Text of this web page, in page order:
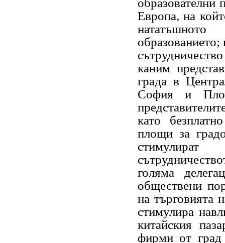
Европа, на
каним
града в
София и
като
площи за
голяма
обществени
на търговията
стимулира
китайския
фирми от